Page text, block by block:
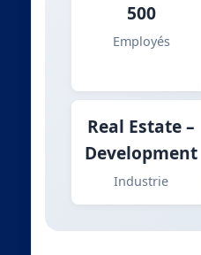
500
Employés
Real Estate –
Development
Industrie